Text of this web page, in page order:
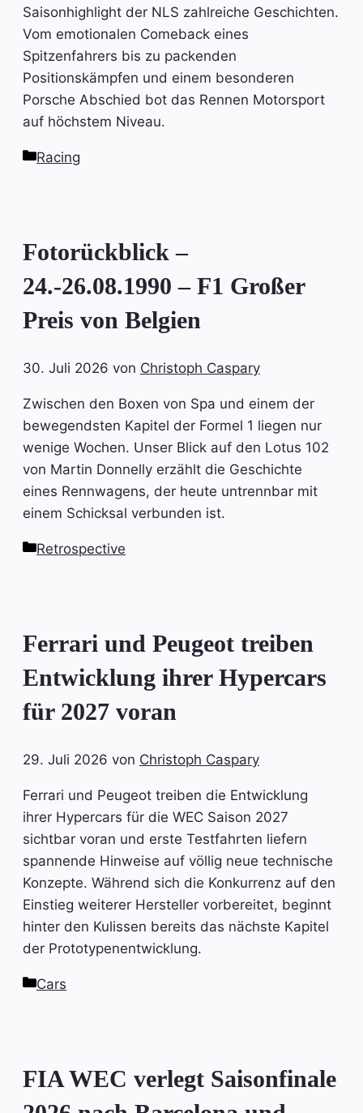
Saisonhighlight der NLS zahlreiche Geschichten.
Vom emotionalen Comeback eines
Spitzenfahrers bis zu packenden
Positionskämpfen und einem besonderen
Porsche Abschied bot das Rennen Motorsport
auf höchstem Niveau.
Kategorien
Racing
Fotorückblick –
24.-26.08.1990 – F1 Großer
Preis von Belgien
30. Juli 2026 von Christoph Caspary
Zwischen den Boxen von Spa und einem der
bewegendsten Kapitel der Formel 1 liegen nur
wenige Wochen. Unser Blick auf den Lotus 102
von Martin Donnelly erzählt die Geschichte
eines Rennwagens, der heute untrennbar mit
einem Schicksal verbunden ist.
Kategorien
Retrospective
Ferrari und Peugeot treiben
Entwicklung ihrer Hypercars
für 2027 voran
29. Juli 2026 von Christoph Caspary
Ferrari und Peugeot treiben die Entwicklung
ihrer Hypercars für die WEC Saison 2027
sichtbar voran und erste Testfahrten liefern
spannende Hinweise auf völlig neue technische
Konzepte. Während sich die Konkurrenz auf den
Einstieg weiterer Hersteller vorbereitet, beginnt
hinter den Kulissen bereits das nächste Kapitel
der Prototypenentwicklung.
Kategorien
Cars
FIA WEC verlegt Saisonfinale